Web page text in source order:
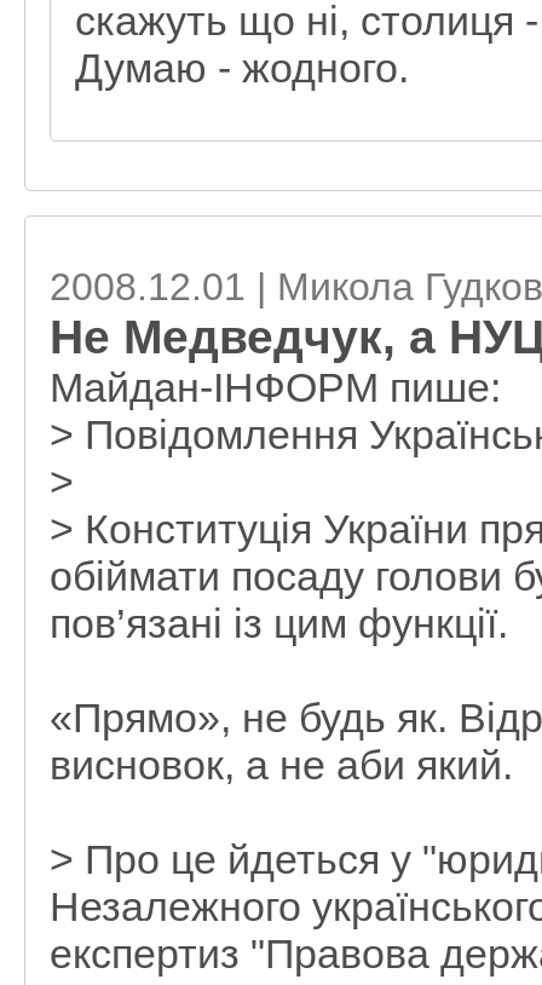
скажуть що ні, столиця
Думаю - жодного.
2008.12.01 | Микола
Не Медведчук, а
Майдан-ІНФОРМ пише:
> Повідомлення
>
> Конституція України
обіймати посаду голови
пов’язані із цим функції.
«Прямо», не будь як.
висновок, а не аби який.
> Про це йдеться у
Незалежного
експертиз "Правова